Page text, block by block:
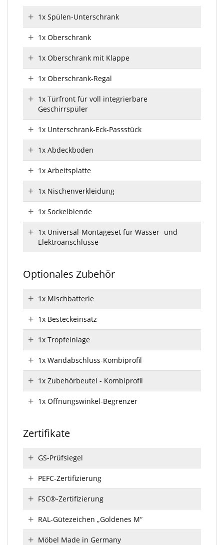
1x Spülen-Unterschrank
1x Oberschrank
1x Oberschrank mit Klappe
1x Oberschrank-Regal
1x Türfront für voll integrierbare
Geschirrspüler
1x Unterschrank-Eck-Passstück
1x Abdeckboden
1x Arbeitsplatte
1x Nischenverkleidung
1x Sockelblende
1x Universal-Montageset für Wasser- und
Elektroanschlüsse
Optionales Zubehör
1x Mischbatterie
1x Besteckeinsatz
1x Tropfeinlage
1x Wandabschluss-Kombiprofil
1x Zubehörbeutel - Kombiprofil
1x Öffnungswinkel-Begrenzer
Zertifikate
GS-Prüfsiegel
PEFC-Zertifizierung
FSC®-Zertifizierung
RAL-Gütezeichen „Goldenes M“
Möbel Made in Germany